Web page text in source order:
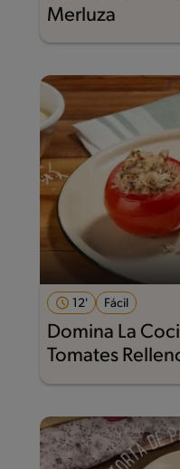
Merluza
12' Fácil
Domina La
Tomates